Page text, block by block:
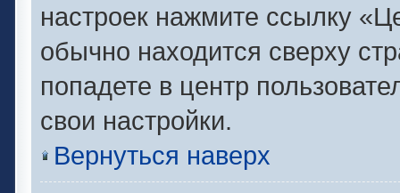
настроек нажмите ссылку
обычно находится сверху
попадете в центр
свои настройки.
Вернуться наверх